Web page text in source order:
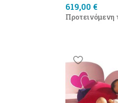
619,00 €
Προτεινόμενη